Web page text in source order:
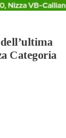
Categoria